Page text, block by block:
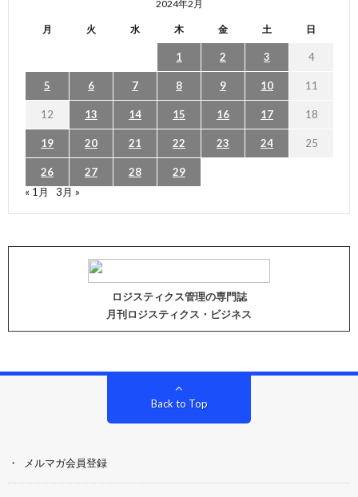
2024年2月
月 火 水 木 金 土 日
1 2 3 4
5 6 7 8 9 10 11
12 13 14 15 16 17 18
19 20 21 22 23 24 25
26 27 28
29
« 1月
3月 »
ロジスティクス管理の専門誌
月刊ロジスティクス・ビジネス
Back to Top
メルマガ会員登録